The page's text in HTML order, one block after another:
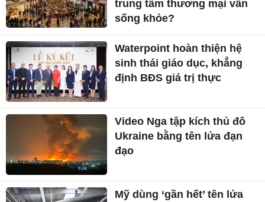
trung tâm thương mại vẫn
sống khỏe?
Waterpoint hoàn thiện hệ
sinh thái giáo dục, khẳng
định BĐS giá trị thực
Video Nga tập kích thủ đô
Ukraine bằng tên lửa đạn
đạo
Mỹ dùng ‘gần hết’ tên lửa